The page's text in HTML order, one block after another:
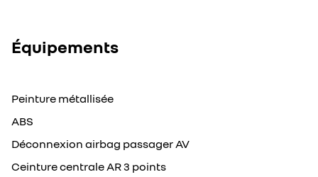
Équipements
Peinture métallisée
ABS
Déconnexion airbag passager AV
Ceinture centrale AR 3 points